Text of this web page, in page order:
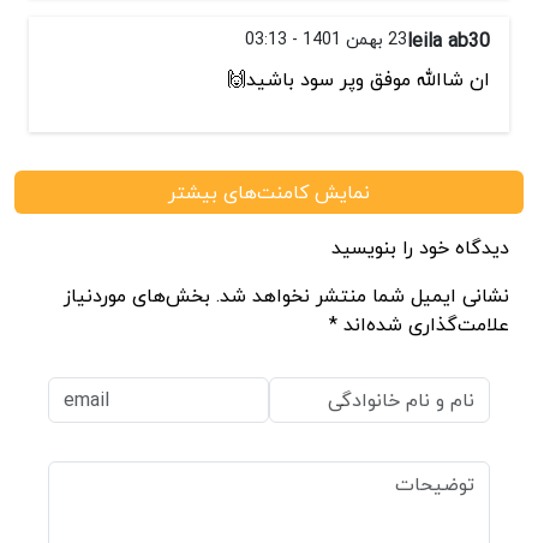
leila ab3023 بهمن 1401 - 03:13
ان شاالله موفق وپر سود باشید🙌
نمایش کامنت‌های بیشتر
دیدگاه خود را بنویسید
نشانی ایمیل شما منتشر نخواهد شد. بخش‌های موردنیاز
علامت‌گذاری شده‌اند *